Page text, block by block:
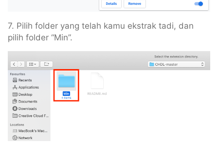
7. Pilih folder yang telah kamu ekstrak tadi, dan
pilih folder “Min”.